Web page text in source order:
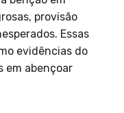
provisão
Essas
evidências do
em abençoar